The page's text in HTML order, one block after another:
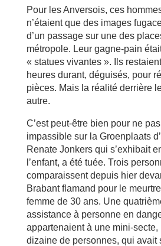
Pour les Anversois, ces
n’étaient que des images
d’un passage sur une des
métropole. Leur gagne-pain
« statues vivantes ». Ils
heures durant, déguisés, pour
pièces. Mais la réalité derrière
autre.
C’est peut-être bien pour ne
impassible sur la Groenplaats
Renate Jonkers qui s’exhibait
l’enfant, a été tuée. Trois
comparaissent depuis hier
Brabant flamand pour le
femme de 30 ans. Une
assistance à personne en
appartenaient à une mini-secte,
dizaine de personnes, qui avait